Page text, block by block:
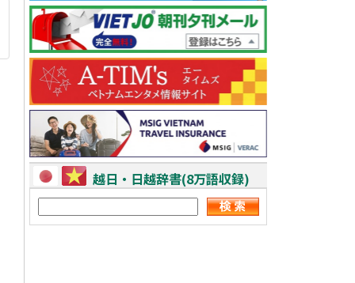
越日・日越辞書(8万語収録)